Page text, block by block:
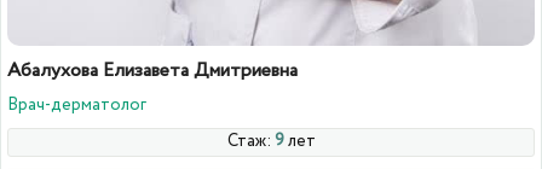
Абалухова Елизавета Дмитриевна
Врач-дерматолог
Стаж: 9лет